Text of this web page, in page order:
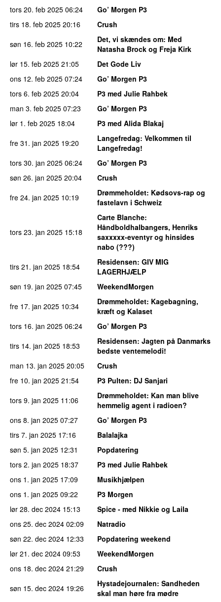
tors 20. feb 2025 06:24
Go’ Morgen P3
tirs 18. feb 2025 20:16
Crush
søn 16. feb 2025 10:22 Det, vi skændes om: Med
Natasha Brock og Freja Kirk
lør 15. feb 2025 21:05
Det Gode Liv
ons 12. feb 2025 07:24
Go’ Morgen P3
tors 6. feb 2025 20:04
P3 med Julie Rahbek
man 3. feb 2025 07:23
Go’ Morgen P3
lør 1. feb 2025 18:04
P3 med Alida Blakaj
fre 31. jan 2025 19:20 Langefredag: Velkommen til
Langefredag!
tors 30. jan 2025 06:24
Go’ Morgen P3
søn 26. jan 2025 20:04
Crush
fre 24. jan 2025 10:19 Drømmeholdet: Kødsovs-rap og
fastelavn i Schweiz
tors 23. jan 2025 15:18
Carte Blanche:
Håndboldhalbangers, Henriks
saxxxxx-eventyr og hinsides
nabo (???)
tirs 21. jan 2025 18:54 Residensen: GIV MIG
LAGERHJÆLP
søn 19. jan 2025 07:45
WeekendMorgen
fre 17. jan 2025 10:34 Drømmeholdet: Kagebagning,
kræft og Kalaset
tors 16. jan 2025 06:24
Go’ Morgen P3
tirs 14. jan 2025 18:53 Residensen: Jagten på Danmarks
bedste ventemelodi!
man 13. jan 2025 20:05
Crush
fre 10. jan 2025 21:54 P3 Pulten: DJ Sanjari
tors 9. jan 2025 11:06 Drømmeholdet: Kan man blive
hemmelig agent i radioen?
ons 8. jan 2025 07:27
Go’ Morgen P3
tirs 7. jan 2025 17:16
Balalajka
søn 5. jan 2025 12:31
Popdatering
tors 2. jan 2025 18:37
P3 med Julie Rahbek
ons 1. jan 2025 17:09
Musikhjælpen
ons 1. jan 2025 09:22
P3 Morgen
lør 28. dec 2024 15:13
Spice - med Nikkie og Laila
ons 25. dec 2024 02:09
Natradio
søn 22. dec 2024 12:33
Popdatering weekend
lør 21. dec 2024 09:53
WeekendMorgen
ons 18. dec 2024 21:29
Crush
søn 15. dec 2024 19:26 Hystadejournalen: Sandheden
skal man høre fra mødre